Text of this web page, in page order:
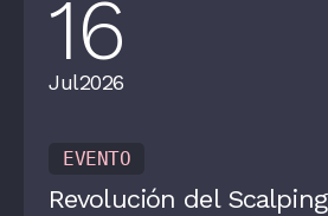
16
Jul2026
EVENTO
Revolución del